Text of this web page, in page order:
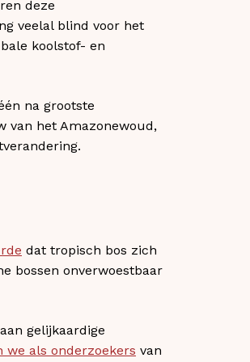
deze
veelal blind voor het
koolstof- en
na grootste
van het Amazonewoud,
dat tropisch bos zich
bossen onverwoestbaar
gelijkaardige
we als onderzoekers van